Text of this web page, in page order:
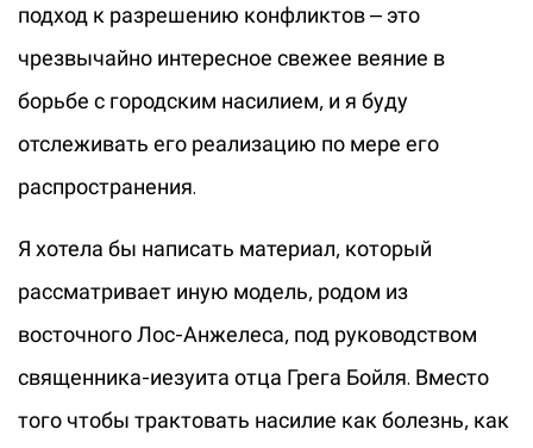
подход к разрешению конфликтов – это
чрезвычайно интересное свежее веяние в
борьбе с городским насилием, и я буду
отслеживать его реализацию по мере его
распространения.
Я хотела бы написать материал, который
рассматривает иную модель, родом из
восточного Лос-Анжелеса, под руководством
священника-иезуита отца Грега Бойля. Вместо
того чтобы трактовать насилие как болезнь, как